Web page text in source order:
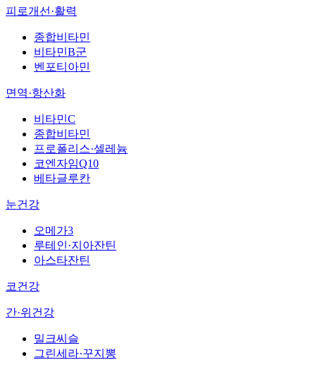
피로개선·활력
종합비타민
비타민B군
벤포티아민
면역·항산화
비타민C
종합비타민
프로폴리스·셀레늄
코엔자임Q10
베타글루칸
눈건강
오메가3
루테인·지아잔틴
아스타잔틴
코건강
간·위건강
밀크씨슬
그린세라·꾸지뽕